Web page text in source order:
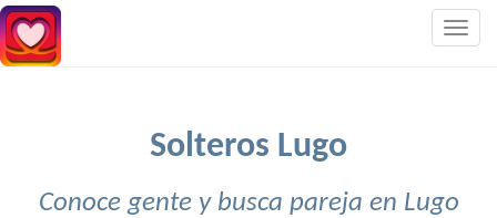
Solteros Lugo
Conoce gente y busca pareja en Lugo